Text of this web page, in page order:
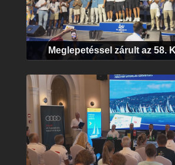
Meglepetéssel zárult az 58.